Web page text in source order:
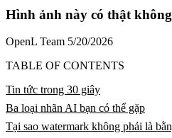
Hình ảnh này có thật
OpenL Team 5/20/2026
TABLE OF CONTENTS
Tin tức trong 30 giây
Ba loại nhãn AI bạn có thể gặp
Tại sao watermark không phải là